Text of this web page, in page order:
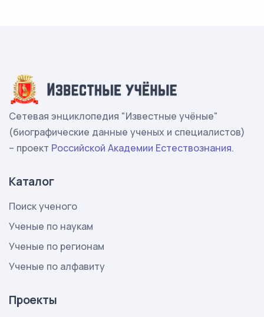
Сетевая энциклопедия "Известные учёные"
(биографические данные ученых и специалистов)
– проект Российской Академии Естествознания.
Каталог
Поиск ученого
Ученые по наукам
Ученые по регионам
Ученые по алфавиту
Проекты